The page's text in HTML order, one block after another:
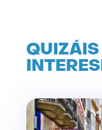
QUIZÁIS